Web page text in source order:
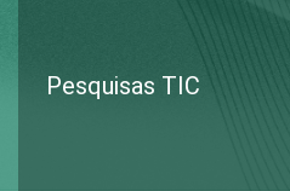
Pesquisas TIC